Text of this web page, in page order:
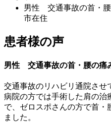
男性 交通事故の首・
市在住
患者様の声
男性 交通事故の首・腰の
交通事故のリハビリ通院させ
病院の方では手術した肩の治
で、ゼロスポさんの方で首・
ました。